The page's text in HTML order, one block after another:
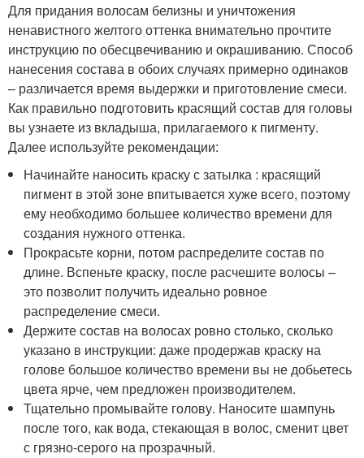
Для придания волосам белизны и уничтожения
ненавистного желтого оттенка внимательно прочтите
инструкцию по обесцвечиванию и окрашиванию. Способ
нанесения состава в обоих случаях примерно одинаков
– различается время выдержки и приготовление смеси.
Как правильно подготовить красящий состав для головы
вы узнаете из вкладыша, прилагаемого к пигменту.
Далее используйте рекомендации:
Начинайте наносить краску с затылка : красящий
пигмент в этой зоне впитывается хуже всего, поэтому
ему необходимо большее количество времени для
создания нужного оттенка.
Прокрасьте корни, потом распределите состав по
длине. Вспеньте краску, после расчешите волосы –
это позволит получить идеально ровное
распределение смеси.
Держите состав на волосах ровно столько, сколько
указано в инструкции: даже продержав краску на
голове большое количество времени вы не добьетесь
цвета ярче, чем предложен производителем.
Тщательно промывайте голову. Наносите шампунь
после того, как вода, стекающая в волос, сменит цвет
с грязно-серого на прозрачный.